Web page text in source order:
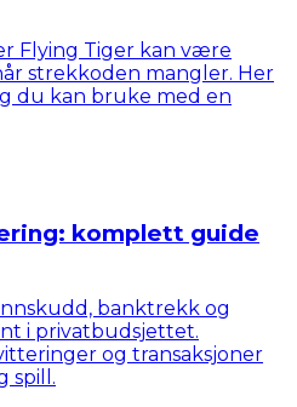
Flying Tiger kan være
strekkoden mangler. Her
du kan bruke med en
komplett guide
banktrekk og
i privatbudsjettet.
og transaksjoner
spill.